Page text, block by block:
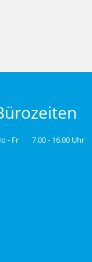
- Fr 7.00 - 16.00 Uhr